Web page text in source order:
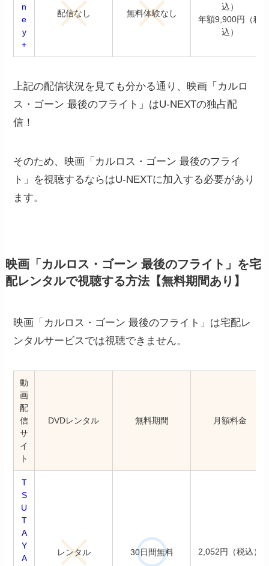
n
e
y
+
配信なし 無料体験なし
込）
年額9,900円（税
込）
上記の配信状況を見ても分かる通り、映画「カルロ
ス・ゴーン 最後のフライト」はU-NEXTの独占配
信！
そのため、映画「カルロス・ゴーン 最後のフライ
ト」を視聴するならはU-NEXTに加入する必要があり
ます。
映画「カルロス・ゴーン 最後のフライト」を宅
配レンタルで視聴する方法【無料期間あり】
映画「カルロス・ゴーン 最後のフライト」は宅配レ
ンタルサービスでは視聴できません。
動
画
配
信
サ
イ
ト
DVDレンタル 無料期間 月額料金
T
S
U
T
A
Y
A
レンタル 30日間無料 2,052円（税込）